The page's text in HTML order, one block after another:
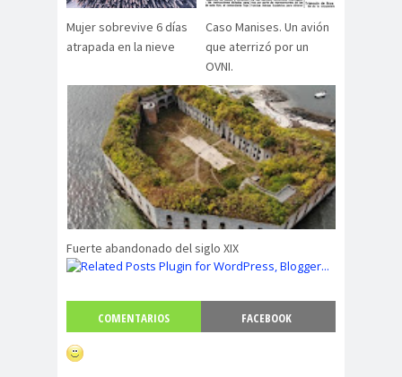
Mujer sobrevive 6 días
atrapada en la nieve
Caso Manises. Un avión
que aterrizó por un
OVNI.
Fuerte abandonado del siglo XIX
COMENTARIOS FACEBOOK